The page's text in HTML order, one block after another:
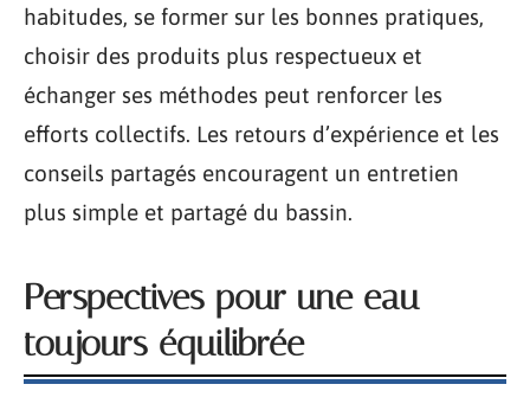
habitudes, se former sur les bonnes pratiques,
choisir des produits plus respectueux et
échanger ses méthodes peut renforcer les
efforts collectifs. Les retours d’expérience et les
conseils partagés encouragent un entretien
plus simple et partagé du bassin.
Perspectives pour une eau
toujours équilibrée